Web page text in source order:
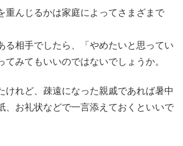
重んじるかは家庭によってさまざまで
る相手でしたら、「やめたいと思ってい
てみてもいいのではないでしょうか。
けれど、疎遠になった親戚であれば暑中
、お礼状などで一言添えておくといいで